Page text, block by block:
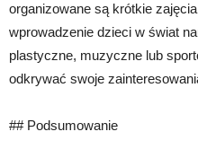
organizowane są krótkie
wprowadzenie dzieci w świat
plastyczne, muzyczne lub
odkrywać swoje
## Podsumowanie